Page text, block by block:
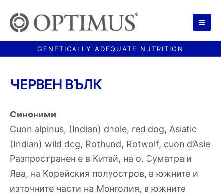
ЧЕРВЕН ВЪЛК
Синоними
Cuon alpinus, (Indian) dhole, red dog, Asiatic
(Indian) wild dog, Rothund, Rotwolf, cuon d’Asie
Разпространен е в Китай, на о. Суматра и
Ява, на Корейския полуостров, в южните и
източните части на Монголия, в южните